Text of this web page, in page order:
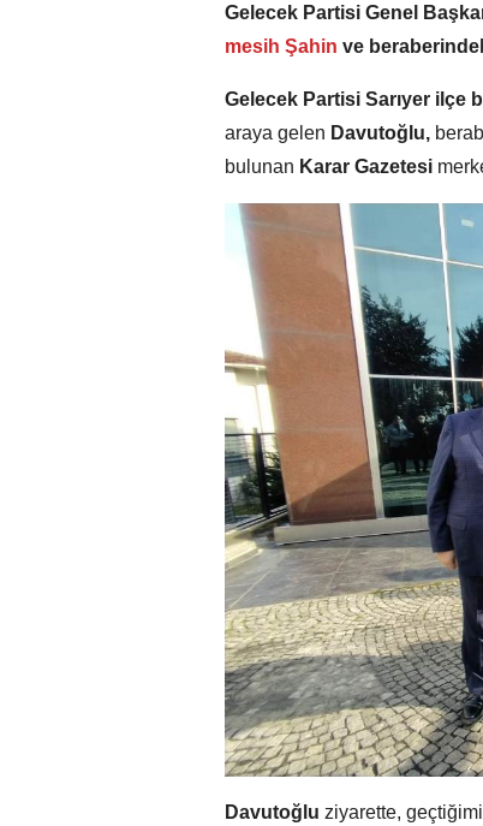
Gelecek Partisi Genel
mesih Şahin ve
Gelecek Partisi Sarıyer ilçe
araya gelen Davutoğlu,
bulunan Karar Gazetesi
Davutoğlu ziyarette,